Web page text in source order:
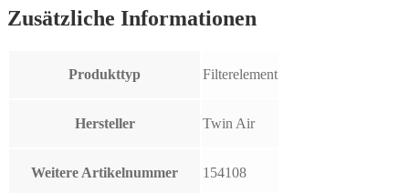
Zusätzliche Informationen
Produkttyp Filterelement
Hersteller Twin Air
Weitere Artikelnummer 154108